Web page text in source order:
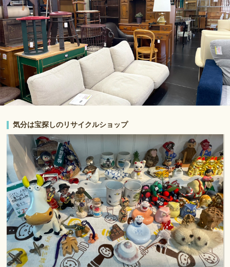
気分は宝探しのリサイクルショップ